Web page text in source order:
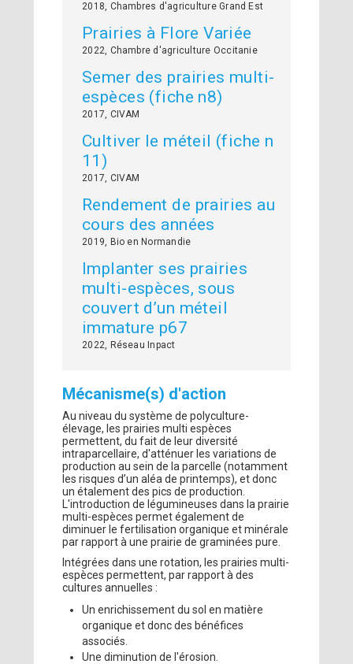
2018, Chambres d'agriculture Grand Est
Prairies à Flore Variée
2022, Chambre d'agriculture Occitanie
Semer des prairies multi-
espèces (fiche n8)
2017, CIVAM
Cultiver le méteil (fiche n
11)
2017, CIVAM
Rendement de prairies au
cours des années
2019, Bio en Normandie
Implanter ses prairies
multi-espèces, sous
couvert d’un méteil
immature p67
2022, Réseau Inpact
Mécanisme(s) d'action
Au niveau du système de polyculture-
élevage, les prairies multi espèces
permettent, du fait de leur diversité
intraparcellaire, d'atténuer les variations de
production au sein de la parcelle (notamment
les risques d’un aléa de printemps), et donc
un étalement des pics de production.
L'introduction de légumineuses dans la prairie
multi-espèces permet également de
diminuer le fertilisation organique et minérale
par rapport à une prairie de graminées pure.
Intégrées dans une rotation, les prairies multi-
espèces permettent, par rapport à des
cultures annuelles :
Un enrichissement du sol en matière
organique et donc des bénéfices
associés.
Une diminution de l'érosion.